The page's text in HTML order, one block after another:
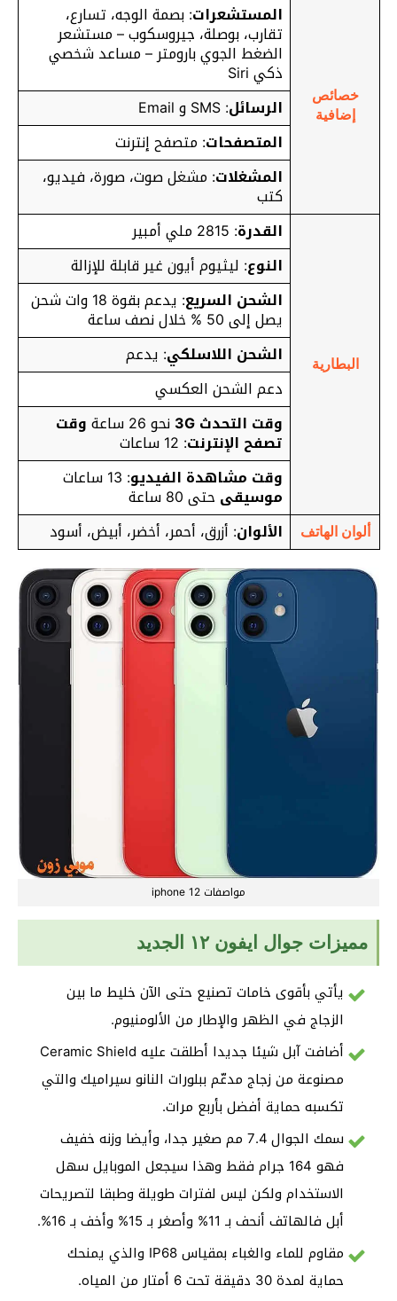
خصائص
إضافية
المستشعرات: بصمة الوجه، تسارع،
تقارب، بوصلة، جيروسكوب – مستشعر
الضغط الجوي بارومتر – مساعد شخصي
ذكي Siri
الرسائل: SMS و Email
المتصفحات: متصفح إنترنت
المشغلات: مشغل صوت، صورة، فيديو،
كتب
البطارية
القدرة: 2815 ملي أمبير
النوع: ليثيوم أيون غير قابلة للإزالة
الشحن السريع: يدعم بقوة 18 وات شحن
يصل إلى 50 % خلال نصف ساعة
الشحن اللاسلكي: يدعم
دعم الشحن العكسي
وقت التحدث 3G
نحو 26 ساعة وقت
تصفح الإنترنت: 12 ساعات
وقت مشاهدة الفيديو: 13 ساعات
موسيقى حتى 80 ساعة
ألوان الهاتف الألوان: أزرق، أحمر، أخضر، أبيض، أسود
مواصفات iphone 12
مميزات جوال ايفون ١٢ الجديد
يأتي بأقوى خامات تصنيع حتى الآن خليط ما بين
الزجاج في الظهر والإطار من الألومنيوم.
أضافت آبل شيئا جديدا أطلقت عليه Ceramic Shield
مصنوعة من زجاج مدعّم ببلورات النانو سيراميك والتي
تكسبه حماية أفضل بأربع مرات.
سمك الجوال 7.4 مم صغير جدا، وأيضا وزنه خفيف
فهو 164 جرام فقط وهذا سيجعل الموبايل سهل
الاستخدام ولكن ليس لفترات طويلة وطبقا لتصريحات
أبل فالهاتف أنحف بـ 11% وأصغر بـ 15% وأخف بـ 16%.
مقاوم للماء والغباء بمقياس IP68 والذي يمنحك
حماية لمدة 30 دقيقة تحت 6 أمتار من المياه.